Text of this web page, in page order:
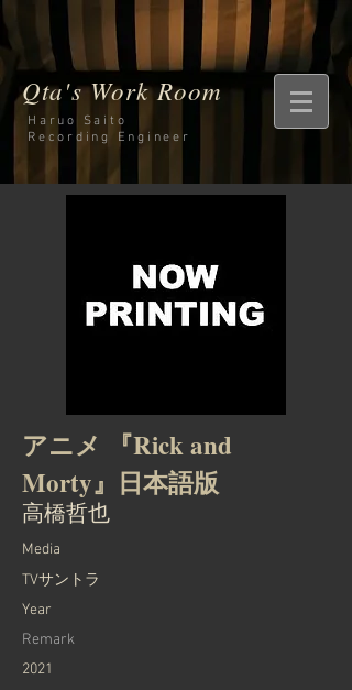
Qta's Work Room
Haruo Saito
Recording Engineer
アニメ 『Rick and
Morty』日本語版
高橋哲也
Media
TVサントラ
Year
Remark
2021